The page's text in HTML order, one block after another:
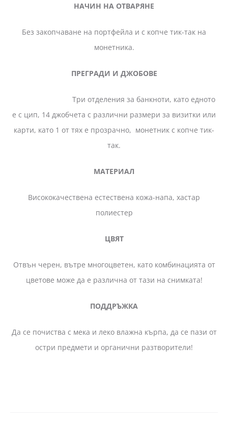
НАЧИН НА ОТВАРЯНЕ
Без закопчаване на портфейла и с копче тик-так на
монетника.
ПРЕГРАДИ И ДЖОБОВЕ
Три отделения за банкноти, като едното
е с цип, 14 джобчета с различни размери за визитки или
карти, като 1 от тях е прозрачно, монетник с копче тик-
так.
МАТЕРИАЛ
Висококачествена естествена кожа-напа, хастар
полиестер
ЦВЯТ
Отвън черен, вътре многоцветен, като комбинацията от
цветове може да е различна от тази на снимката!
ПОДДРЪЖКА
Да се почиства с мека и леко влажна кърпа, да се пази от
остри предмети и органични разтворители!